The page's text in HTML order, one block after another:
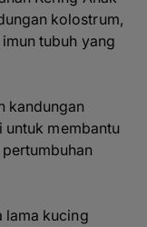
kolostrum,
tubuh yang
kandungan
membantu
lama kucing